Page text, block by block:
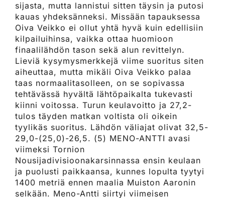
sijasta, mutta lannistui sitten täysin ja putosi
kauas yhdeksänneksi. Missään tapauksessa
Oiva Veikko ei ollut yhtä hyvä kuin edellisiin
kilpailuihinsa, vaikka ottaa huomioon
finaalilähdön tason sekä alun revittelyn.
Lieviä kysymysmerkkejä viime suoritus siten
aiheuttaa, mutta mikäli Oiva Veikko palaa
taas normaalitasolleen, on se sopivassa
tehtävässä hyvältä lähtöpaikalta tukevasti
kiinni voitossa. Turun keulavoitto ja 27,2-
tulos täyden matkan voltista oli oikein
tyylikäs suoritus. Lähdön väliajat olivat 32,5-
29,0-(25,0)-26,5. (5) MENO-ANTTI avasi
viimeksi Tornion
Nousijadivisioonakarsinnassa ensin keulaan
ja puolusti paikkaansa, kunnes lopulta tyytyi
1400 metriä ennen maalia Muiston Aaronin
selkään. Meno-Antti siirtyi viimeisen